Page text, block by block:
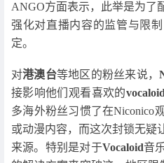
ANGO方面表示，此举是为了
强化对直播内容的监管与限
定。
对港澳台等地区的粉丝来说，
接影响他们观看喜欢的
多海外粉丝习惯了在Niconico
或动漫内容，而这次封锁无疑
来源。特别是对于Vocaloid音